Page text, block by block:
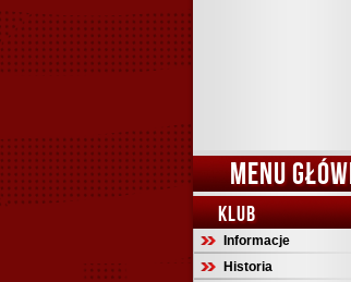
MENU
KLUB
Informacje
Historia